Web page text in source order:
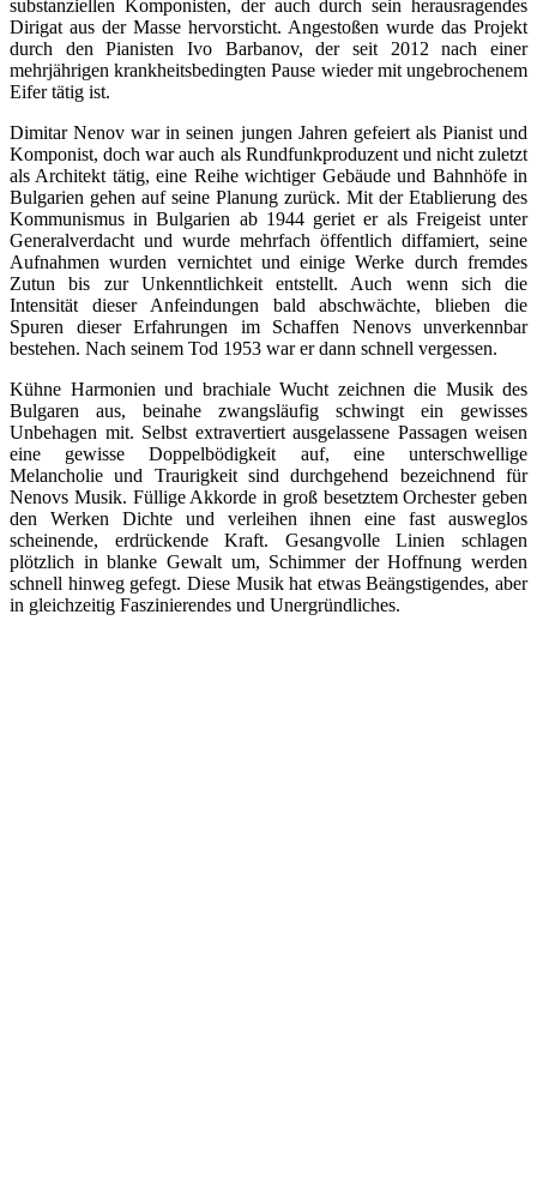
substanziellen Komponisten, der auch durch sein herausragendes
Dirigat aus der Masse hervorsticht. Angestoßen wurde das Projekt
durch den Pianisten Ivo Barbanov, der seit 2012 nach einer
mehrjährigen krankheitsbedingten Pause wieder mit ungebrochenem
Eifer tätig ist.
Dimitar Nenov war in seinen jungen Jahren gefeiert als Pianist und
Komponist, doch war auch als Rundfunkproduzent und nicht zuletzt
als Architekt tätig, eine Reihe wichtiger Gebäude und Bahnhöfe in
Bulgarien gehen auf seine Planung zurück. Mit der Etablierung des
Kommunismus in Bulgarien ab 1944 geriet er als Freigeist unter
Generalverdacht und wurde mehrfach öffentlich diffamiert, seine
Aufnahmen wurden vernichtet und einige Werke durch fremdes
Zutun bis zur Unkenntlichkeit entstellt. Auch wenn sich die
Intensität dieser Anfeindungen bald abschwächte, blieben die
Spuren dieser Erfahrungen im Schaffen Nenovs unverkennbar
bestehen. Nach seinem Tod 1953 war er dann schnell vergessen.
Kühne Harmonien und brachiale Wucht zeichnen die Musik des
Bulgaren aus, beinahe zwangsläufig schwingt ein gewisses
Unbehagen mit. Selbst extravertiert ausgelassene Passagen weisen
eine gewisse Doppelbödigkeit auf, eine unterschwellige
Melancholie und Traurigkeit sind durchgehend bezeichnend für
Nenovs Musik. Füllige Akkorde in groß besetztem Orchester geben
den Werken Dichte und verleihen ihnen eine fast ausweglos
scheinende, erdrückende Kraft. Gesangvolle Linien schlagen
plötzlich in blanke Gewalt um, Schimmer der Hoffnung werden
schnell hinweg gefegt. Diese Musik hat etwas Beängstigendes, aber
in gleichzeitig Faszinierendes und Unergründliches.